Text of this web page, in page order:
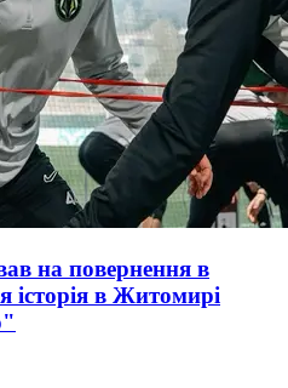
на повернення в
в Житомирі